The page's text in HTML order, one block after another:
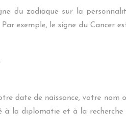
du zodiaque sur la
exemple, le signe du Cancer
date de naissance, votre nom
la diplomatie et à la recherche